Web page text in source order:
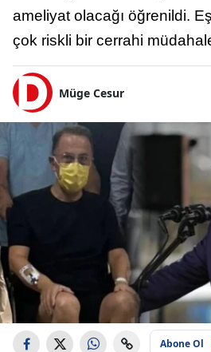
ameliyat olacağı öğrenildi.
çok riskli bir cerrahi
Müge Cesur
Abone Ol